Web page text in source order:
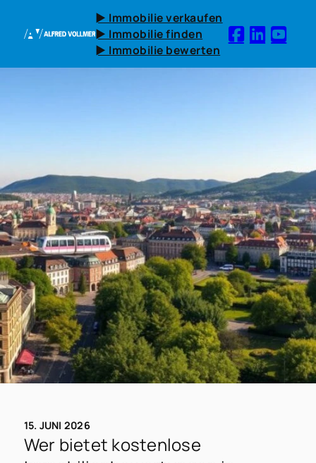
► Immobilie verkaufen
► Immobilie finden
► Immobilie bewerten
15. JUNI 2026
Wer bietet kostenlose